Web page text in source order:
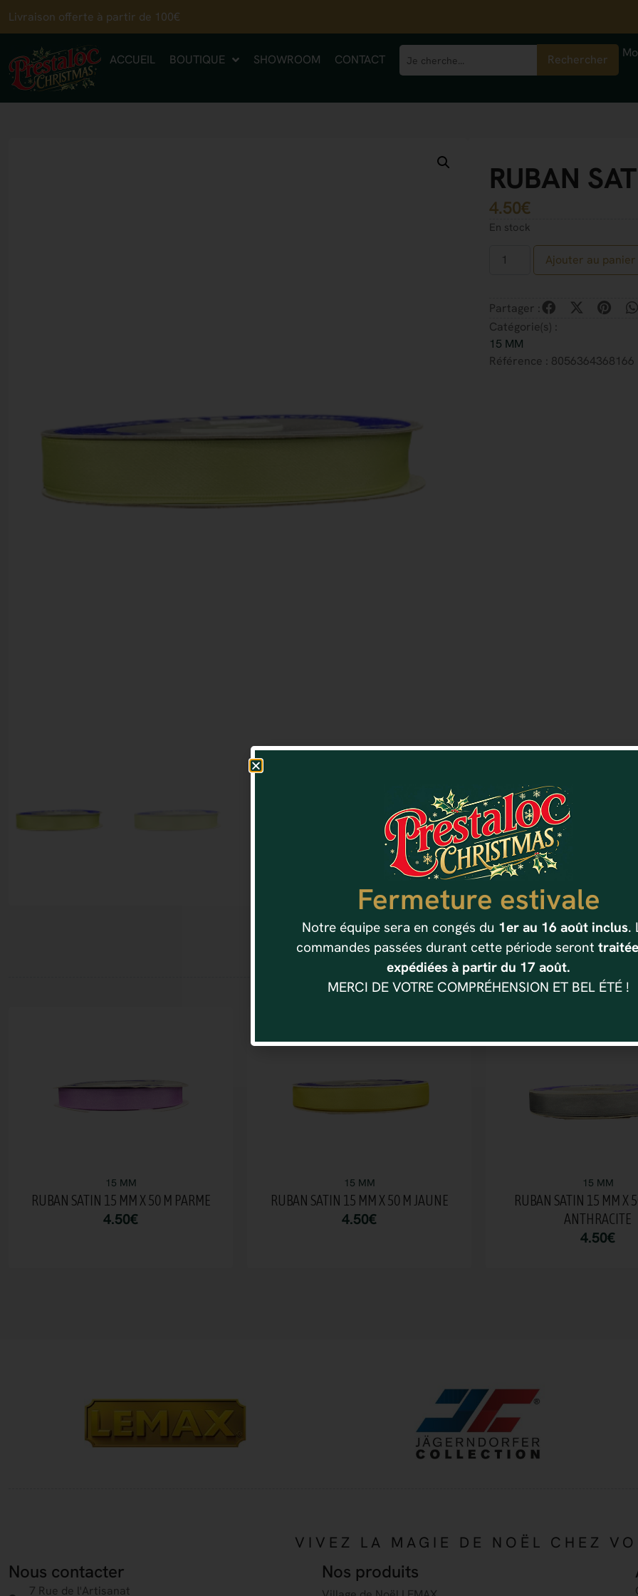
Livraison offerte à partir de 100€
ACCUEIL BOUTIQUE SHOWROOM CONTACT Rechercher
RUBAN
4.50€
En stock
Ajouter au panier
Partager :
Catégorie(s) :
15 MM
Référence : 8056364368166
Vous aimerez aussi
15 MM
RUBAN SATIN 15 MM X 50 M PARME
4.50€
15 MM
RUBAN SATIN 15 MM X 50 M JAUNE
4.50€
15 MM
RUBAN SATIN 15 MM X
ANTHRACITE
4.50€
VIVEZ LA MAGIE DE NOËL CHEZ
Nous contacter
7 Rue de l'Artisanat
Nos produits
Fermeture estivale
Notre équipe sera en congés du 1er au 16 août inclus.
commandes passées durant cette période seront
expédiées à partir du 17 août.
MERCI DE VOTRE COMPRÉHENSION ET BEL ÉTÉ !